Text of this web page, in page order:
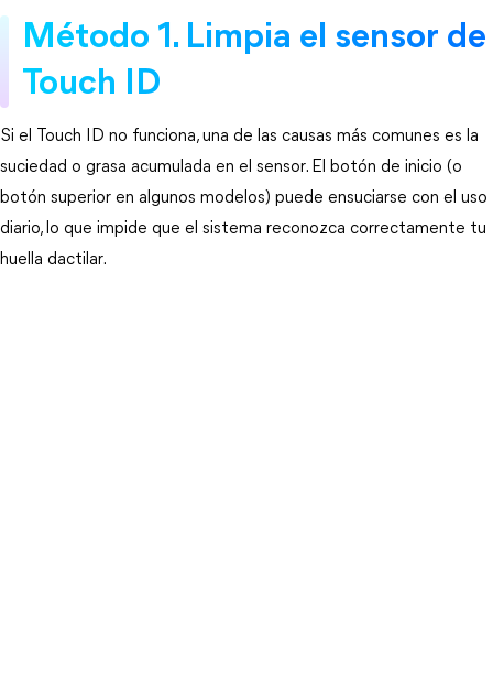
Método 1. Limpia el sensor de
Touch ID
Si el Touch ID no funciona, una de las causas más comunes es la
suciedad o grasa acumulada en el sensor. El botón de inicio (o
botón superior en algunos modelos) puede ensuciarse con el uso
diario, lo que impide que el sistema reconozca correctamente tu
huella dactilar.